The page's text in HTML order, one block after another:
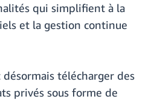
qui simplifient à la
et la gestion continue
télécharger des
privés sous forme de